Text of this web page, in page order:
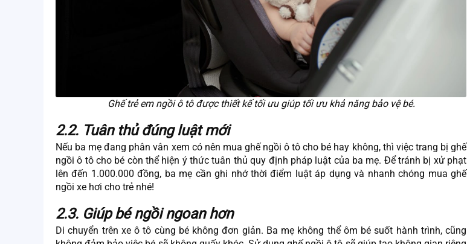
Ghế trẻ em ngồi ô tô được thiết kế tối ưu giúp tối ưu khả năng bảo vệ bé.
2.2. Tuân thủ đúng luật mới
Nếu ba mẹ đang phân vân xem có nên mua ghế ngồi ô tô cho bé hay không, thì việc trang bị ghế
ngồi ô tô cho bé còn thể hiện ý thức tuân thủ quy định pháp luật của ba mẹ. Để tránh bị xử phạt
lên đến 1.000.000 đồng, ba mẹ cần ghi nhớ thời điểm luật áp dụng và nhanh chóng mua ghế
ngồi xe hơi cho trẻ nhé!
2.3. Giúp bé ngồi ngoan hơn
Di chuyển trên xe ô tô cùng bé không đơn giản. Ba mẹ không thể ôm bé suốt hành trình, cũng